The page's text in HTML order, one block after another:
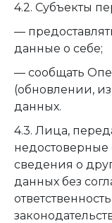
4.2. Субъекты
—
данные о себе;
— сообщать
(обновлении,
данных.
4.3. Лица,
недостоверные
сведения о
данных без